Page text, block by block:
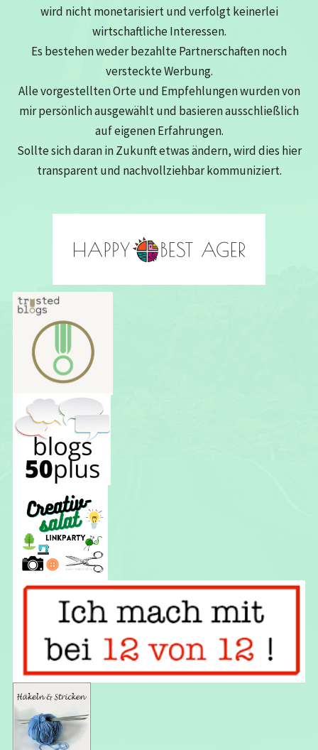
wird nicht monetarisiert und verfolgt keinerlei
wirtschaftliche Interessen.
Es bestehen weder bezahlte Partnerschaften noch
versteckte Werbung.
Alle vorgestellten Orte und Empfehlungen wurden von
mir persönlich ausgewählt und basieren ausschließlich
auf eigenen Erfahrungen.
Sollte sich daran in Zukunft etwas ändern, wird dies hier
transparent und nachvollziehbar kommuniziert.